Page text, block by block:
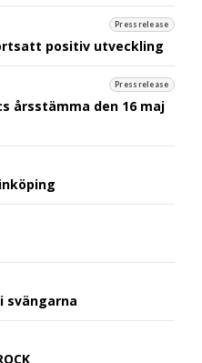
Pressrelease
positiv utveckling
Pressrelease
årsstämma den 16 maj
svängarna